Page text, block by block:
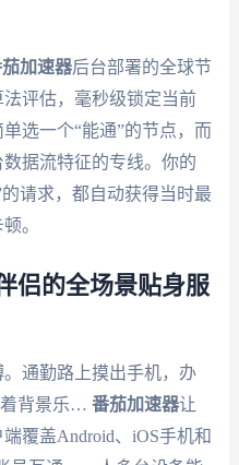
加速器后台部署的全球节
评估，毫秒级锁定当前
选一个“能通”的节点，而
据流特征的专线。你的
请求，都自动获得当时最
。
侣的全场景贴身服
通勤路上摸出手机，办
着背景乐… 番茄加速器让
覆盖Android、iOS手机和